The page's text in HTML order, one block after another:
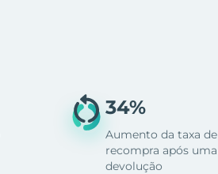
34%
Aumento da taxa de
recompra após uma
devolução